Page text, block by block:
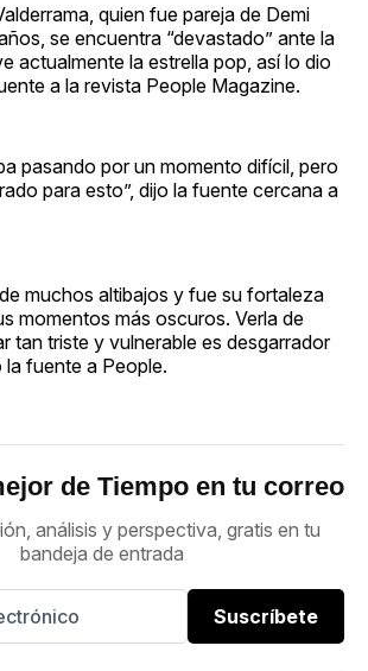
quien fue pareja de Demi
se encuentra “devastado” ante la
actualmente la estrella pop, así lo dio
a la revista People Magazine.
pasando por un momento difícil, pero
para esto”, dijo la fuente cercana a
muchos altibajos y fue su fortaleza
momentos más oscuros. Verla de
tan triste y vulnerable es desgarrador
la fuente a People.
de Tiempo en tu correo
análisis y perspectiva, gratis en tu
bandeja de entrada
Suscríbete